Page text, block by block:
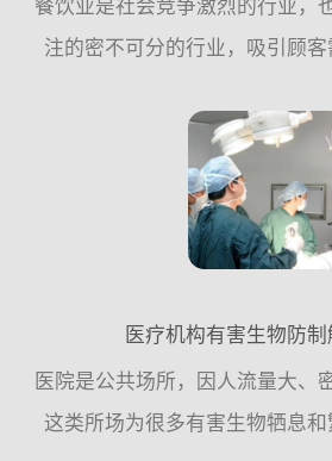
餐饮业是社会竞争激烈的行业，
注的密不可分的行业，吸引顾
往可能只需要一粒小小的“老鼠屎
不可分的关系，...
医疗机构有害生物防
医院是公共场所，因人流量大、
这类所场为很多有害生物牺息